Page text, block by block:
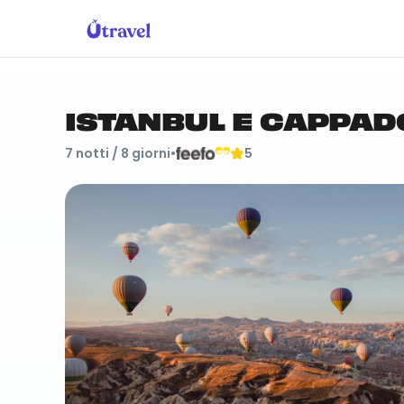
ISTANBUL E
7 notti / 8 giorni• 5